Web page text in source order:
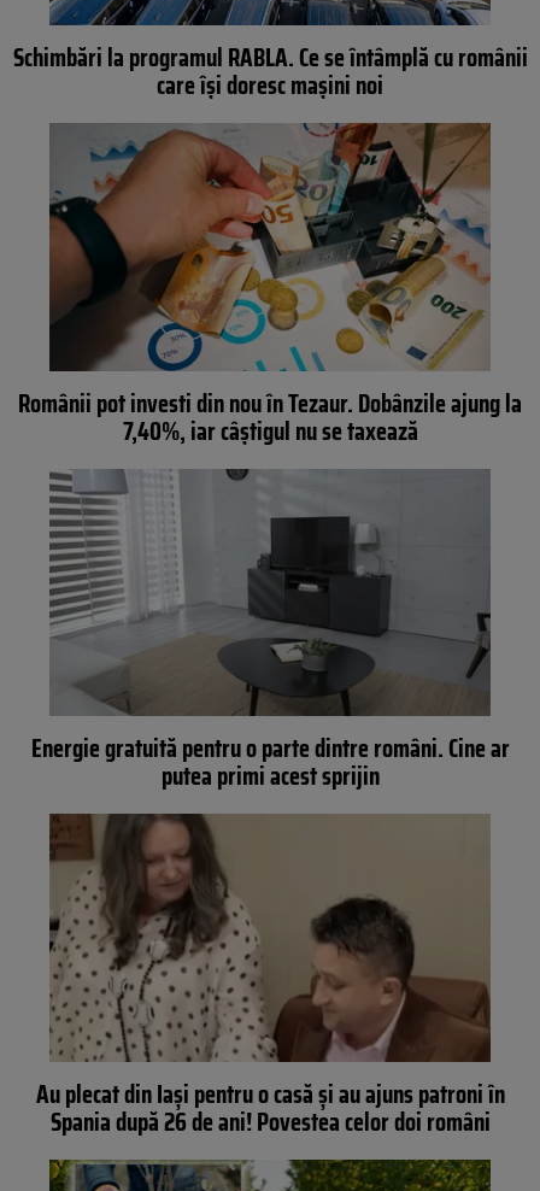
Schimbări la programul RABLA. Ce se întâmplă cu românii
care își doresc mașini noi
Românii pot investi din nou în Tezaur. Dobânzile ajung la
7,40%, iar câștigul nu se taxează
Energie gratuită pentru o parte dintre români. Cine ar
putea primi acest sprijin
Au plecat din Iași pentru o casă și au ajuns patroni în
Spania după 26 de ani! Povestea celor doi români